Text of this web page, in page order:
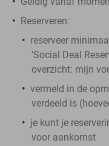
Reserveren:
reserveer
'Social Deal
overzicht: mijn
vermeld in de
verdeeld is
je kunt je
voor aankomst